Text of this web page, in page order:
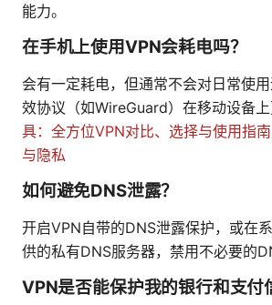
能力。
在手机上使用VPN会耗电吗？
会有一定耗电，但通常不会对日常使
效协议（如WireGuard）在移动设备上
具：全方位VPN对比、选择与使用指
与隐私
如何避免DNS泄露？
开启VPN自带的DNS泄露保护，或在
供的私有DNS服务器，禁用不必要的
VPN是否能保护我的银行和支付